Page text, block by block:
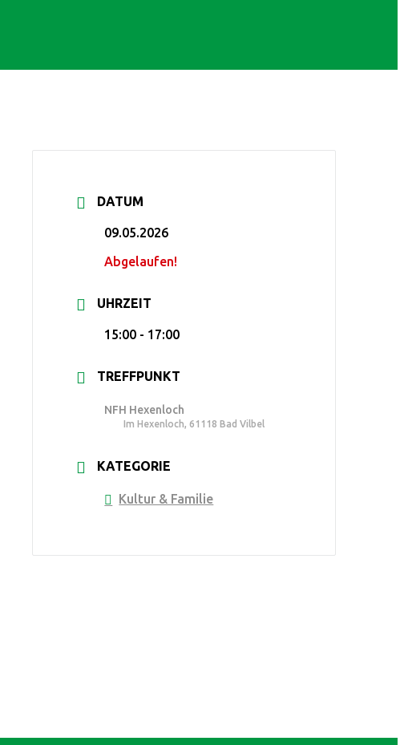
DATUM
09.05.2026
Abgelaufen!
UHRZEIT
15:00 - 17:00
TREFFPUNKT
NFH Hexenloch
Im Hexenloch, 61118 Bad Vilbel
KATEGORIE
Kultur & Familie